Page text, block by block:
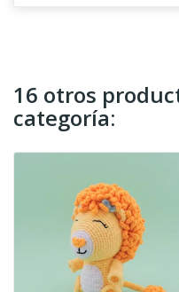
16 otros
categoría: